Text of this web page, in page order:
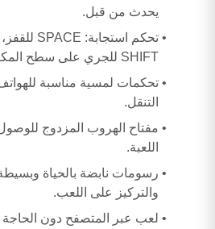
يحدث من قبل.
SHIFT للجري على سطح المكتب.
تحكمات لمسية مناسبة
التنقل.
مفتاح الهروب المزدوج
اللعبة.
رسومات نابضة بالحياة
والتركيز على اللعب.
لعب عبر المتصفح دون الحاجة